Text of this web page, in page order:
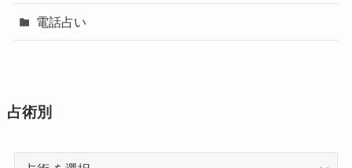
電話占い
占術別